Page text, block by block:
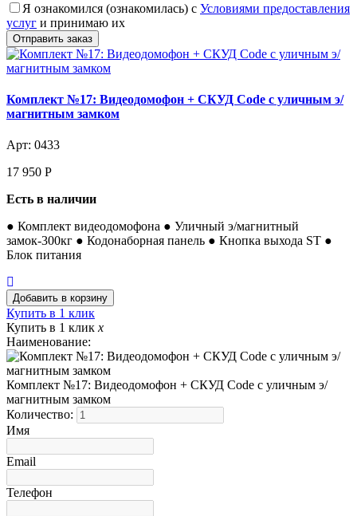
Я ознакомился (ознакомилась) с Условиями предоставления
услуг и принимаю их
Комплект №17: Видеодомофон + СКУД Code с уличным э/
магнитным замком
Арт: 0433
17 950 Р
Есть в наличии
● Комплект видеодомофона ● Уличный э/магнитный
замок-300кг ● Кодонаборная панель ● Кнопка выхода ST ●
Блок питания
Купить в 1 клик
Купить в 1 клик x
Наименование:
Комплект №17: Видеодомофон + СКУД Code с уличным э/
магнитным замком
Количество:
Имя
Email
Телефон